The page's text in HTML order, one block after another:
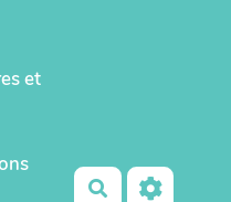
et
Rechercher